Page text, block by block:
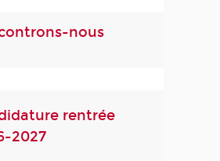
nous
rentrée
2027